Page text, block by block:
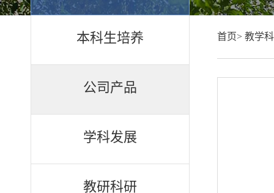
本科生培养
公司产品
学科发展
教研科研
首页> 教学